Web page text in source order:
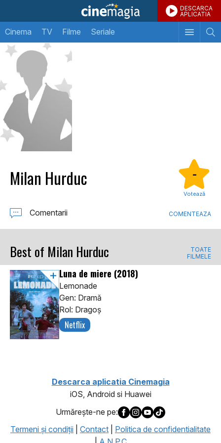
DESCARCA
APLICATIA
Cinema TV Filme Seriale
Milan Hurduc -
Votează
Comentarii COMENTEAZA
Best of Milan Hurduc
TOATE
FILMELE
Luna de miere (2018)
Lemonade
Gen: Dramă
Rol: Dragoș
Netflix
Descarca aplicatia Cinemagia
iOS, Android si Huawei
Urmăreşte-ne pe:
Termeni şi condiţii
Contact
Politica de confidentialitate